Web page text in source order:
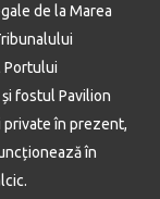
de la Marea
Portului
fostul Pavilion
private în prezent,
în